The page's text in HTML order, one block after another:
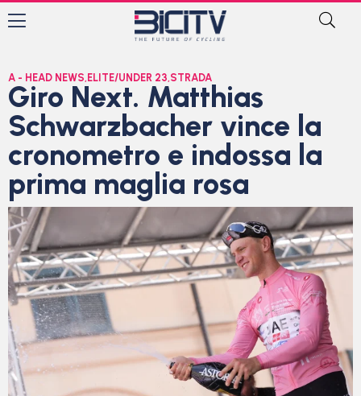
A - HEAD NEWS, ELITE/UNDER 23,STRADA
Giro Next. Matthias
Schwarzbacher vince la
cronometro e indossa la
prima maglia rosa